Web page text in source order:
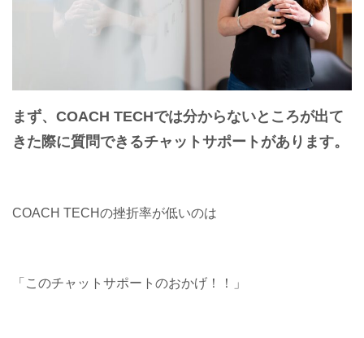
まず、COACH TECHでは分からないところが出て
きた際に質問できるチャットサポートがあります。
COACH TECHの挫折率が低いのは
「このチャットサポートのおかげ！！」